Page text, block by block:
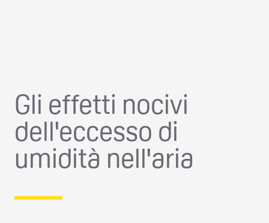
Gli effetti nocivi
dell'eccesso di
umidità nell'aria